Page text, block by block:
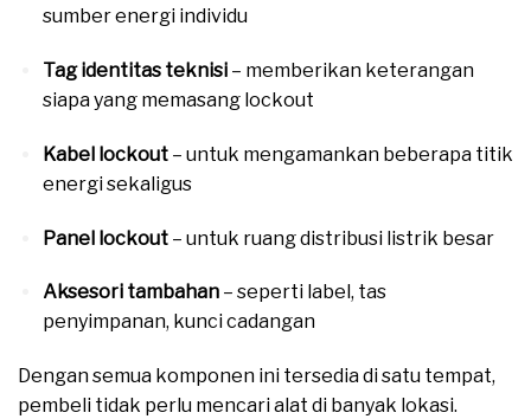
sumber energi individu
Tag identitas teknisi– memberikan keterangan
siapa yang memasang lockout
Kabel lockout– untuk mengamankan beberapa titik
energi sekaligus
Panel lockout– untuk ruang distribusi listrik besar
Aksesori tambahan– seperti label, tas
penyimpanan, kunci cadangan
Dengan semua komponen ini tersedia di satu tempat,
pembeli tidak perlu mencari alat di banyak lokasi.